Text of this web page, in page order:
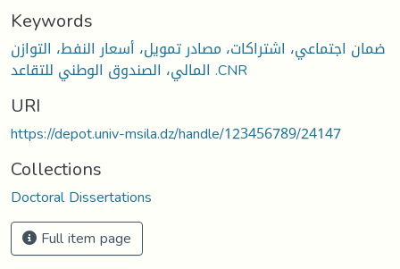
Keywords
ضمان اجتماعي، اشتراكات، مصادر تمويل، أسعار النفط، التوازن
المالي، الصندوق الوطني للتقاعد .CNR
URI
https://depot.univ-msila.dz/handle/123456789/24147
Collections
Doctoral Dissertations
Full item page